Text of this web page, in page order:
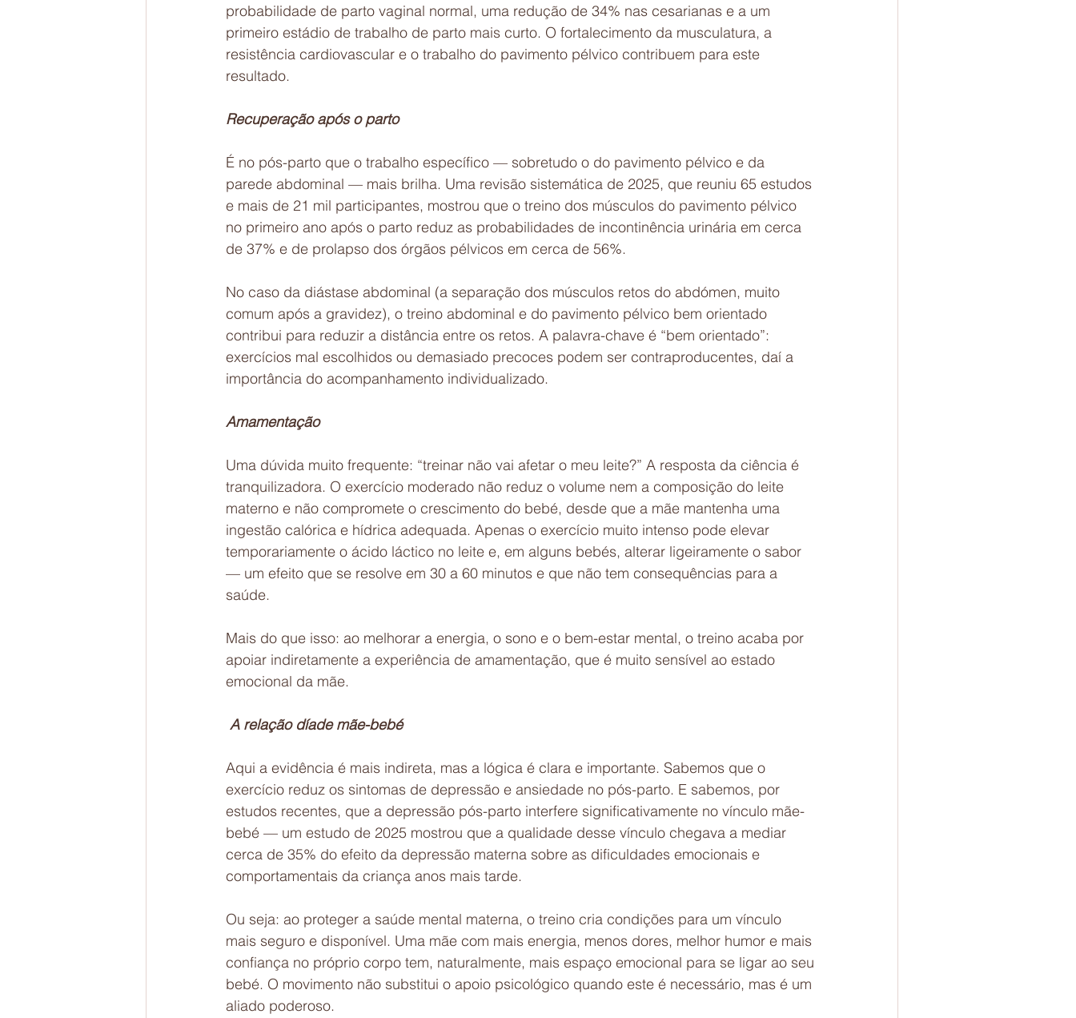
probabilidade de parto vaginal normal, uma redução de 34% nas cesarianas e a um
primeiro estádio de trabalho de parto mais curto. O fortalecimento da musculatura, a
resistência cardiovascular e o trabalho do pavimento pélvico contribuem para este
resultado.
Recuperação após o parto
É no pós-parto que o trabalho específico — sobretudo o do pavimento pélvico e da
parede abdominal — mais brilha. Uma revisão sistemática de 2025, que reuniu 65 estudos
e mais de 21 mil participantes, mostrou que o treino dos músculos do pavimento pélvico
no primeiro ano após o parto reduz as probabilidades de incontinência urinária em cerca
de 37% e de prolapso dos órgãos pélvicos em cerca de 56%.
No caso da diástase abdominal (a separação dos músculos retos do abdómen, muito
comum após a gravidez), o treino abdominal e do pavimento pélvico bem orientado
contribui para reduzir a distância entre os retos. A palavra-chave é “bem orientado”:
exercícios mal escolhidos ou demasiado precoces podem ser contraproducentes, daí a
importância do acompanhamento individualizado.
Amamentação
Uma dúvida muito frequente: “treinar não vai afetar o meu leite?” A resposta da ciência é
tranquilizadora. O exercício moderado não reduz o volume nem a composição do leite
materno e não compromete o crescimento do bebé, desde que a mãe mantenha uma
ingestão calórica e hídrica adequada. Apenas o exercício muito intenso pode elevar
temporariamente o ácido láctico no leite e, em alguns bebés, alterar ligeiramente o sabor
— um efeito que se resolve em 30 a 60 minutos e que não tem consequências para a
saúde.
Mais do que isso: ao melhorar a energia, o sono e o bem-estar mental, o treino acaba por
apoiar indiretamente a experiência de amamentação, que é muito sensível ao estado
emocional da mãe.
A relação díade mãe-bebé
Aqui a evidência é mais indireta, mas a lógica é clara e importante. Sabemos que o
exercício reduz os sintomas de depressão e ansiedade no pós-parto. E sabemos, por
estudos recentes, que a depressão pós-parto interfere significativamente no vínculo mãe-
bebé — um estudo de 2025 mostrou que a qualidade desse vínculo chegava a mediar
cerca de 35% do efeito da depressão materna sobre as dificuldades emocionais e
comportamentais da criança anos mais tarde.
Ou seja: ao proteger a saúde mental materna, o treino cria condições para um vínculo
mais seguro e disponível. Uma mãe com mais energia, menos dores, melhor humor e mais
confiança no próprio corpo tem, naturalmente, mais espaço emocional para se ligar ao seu
bebé. O movimento não substitui o apoio psicológico quando este é necessário, mas é um
aliado poderoso.